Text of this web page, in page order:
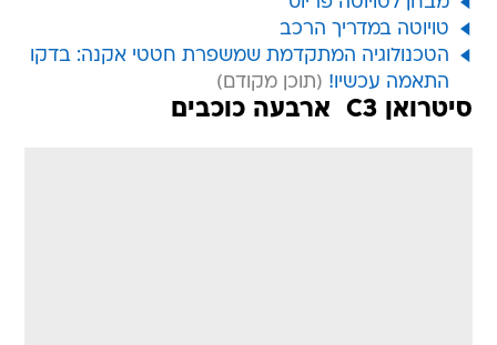
טויוטה במדריך הרכב
הטכנולוגיה המתקדמת שמשפרת חטטי אקנה: בדקו
התאמה עכשיו!
סיטרואן C3  ארבעה כוכבים